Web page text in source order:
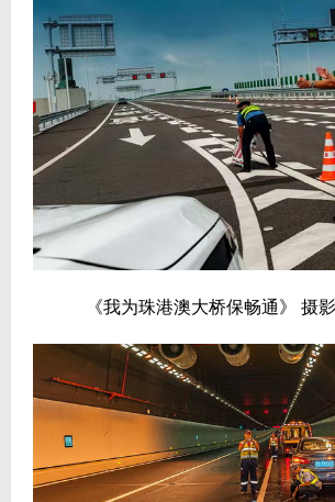
《我为珠港澳大桥保畅通》 摄